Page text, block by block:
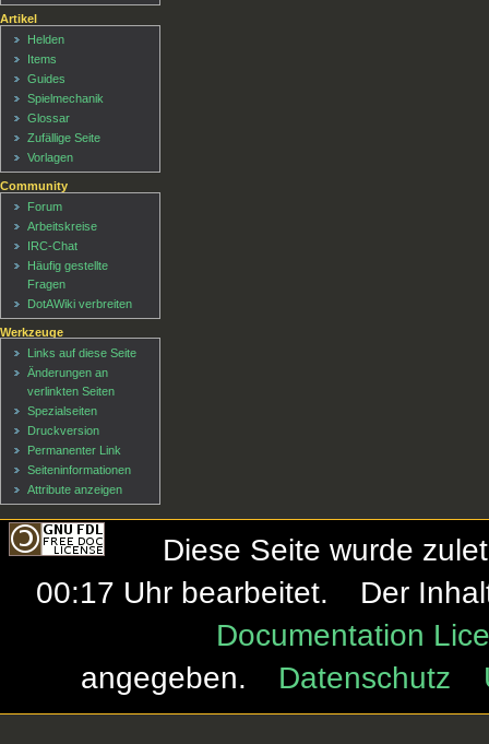
Artikel
Helden
Items
Guides
Spielmechanik
Glossar
Zufällige Seite
Vorlagen
Community
Forum
Arbeitskreise
IRC-Chat
Häufig gestellte
Fragen
DotAWiki verbreiten
Werkzeuge
Links auf diese Seite
Änderungen an
verlinkten Seiten
Spezialseiten
Druckversion
Permanenter Link
Seiten­informationen
Attribute anzeigen
Diese Seite wurde
00:17 Uhr bearbeitet.
Der
Documentation
angegeben.
Datenschutz